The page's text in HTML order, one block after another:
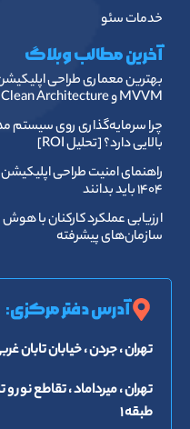
خدمات سئو
آخرین مطالب وبلاگ
MVVM و Clean Architecture
بالایی دارد؟ [تحلیل ROI]
راهنمای امنیت طراحی
۱۴۰۴ باید بدانند
سازمان‌های پیشرفته
آدرس دفتر مرکزی:
تهران ، جردن ، خیابان تابان
تهران ، میرداماد ، تقاطع نور و
طبقه ۱